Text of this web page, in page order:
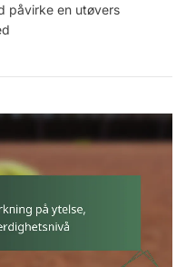
Skaderisiko:
Spilleropplevelse,
påvirke en utøvers